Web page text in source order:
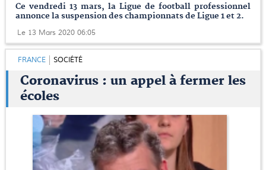
Ce vendredi 13 mars, la Ligue de football professionnel
annonce la suspension des championnats de Ligue 1 et 2.
Le 13 Mars 2020 06:05
FRANCE SOCIÉTÉ
Coronavirus : un appel à fermer les
écoles